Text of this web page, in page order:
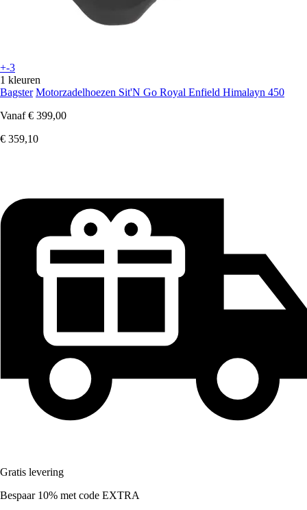
+-3
1 kleuren
Bagster Motorzadelhoezen Sit'N Go Royal Enfield Himalayn 450
Vanaf € 399,00
€ 359,10
Gratis levering
Bespaar 10% met code EXTRA